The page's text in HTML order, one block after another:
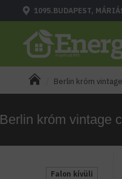
1095.BUDAPEST,
Berlin króm
Berlin króm vintage
Falon kívüli